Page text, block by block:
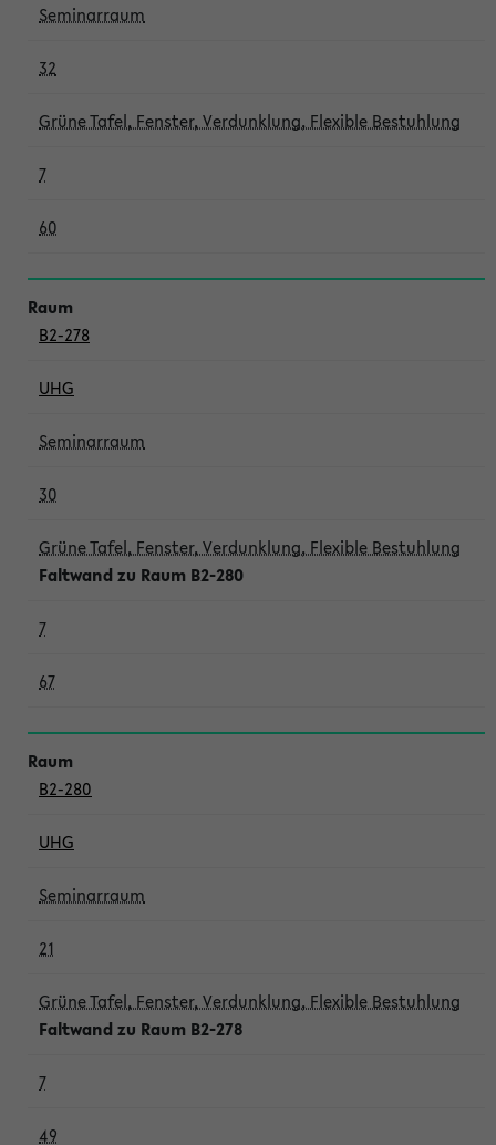
Seminarraum
32
Grüne Tafel, Fenster, Verdunklung, Flexible Bestuhlung
7
60
B2-278
UHG
Seminarraum
30
Grüne Tafel, Fenster, Verdunklung, Flexible Bestuhlung
Faltwand zu Raum B2-280
7
67
B2-280
UHG
Seminarraum
21
Grüne Tafel, Fenster, Verdunklung, Flexible Bestuhlung
Faltwand zu Raum B2-278
7
49